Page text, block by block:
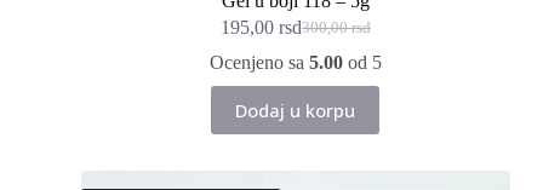
300,00rsd
Originalna
cena
bila:
300,00 rsd.
195,00 rsdTrenutna
cena
195,00 rsd.
Ocenjeno sa 5.00od 5
Dodaj u korpu